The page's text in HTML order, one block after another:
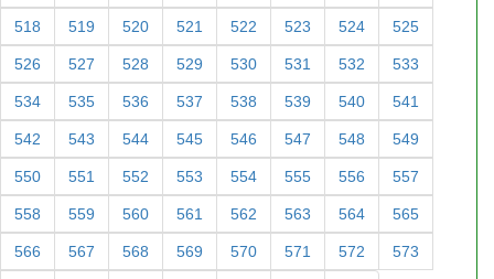
518 519 520 521 522 523 524 525
526 527 528 529 530 531 532 533
534 535 536 537 538 539 540 541
542 543 544 545 546 547 548 549
550 551 552 553 554 555 556 557
558 559 560 561 562 563 564 565
566 567 568 569 570 571 572 573